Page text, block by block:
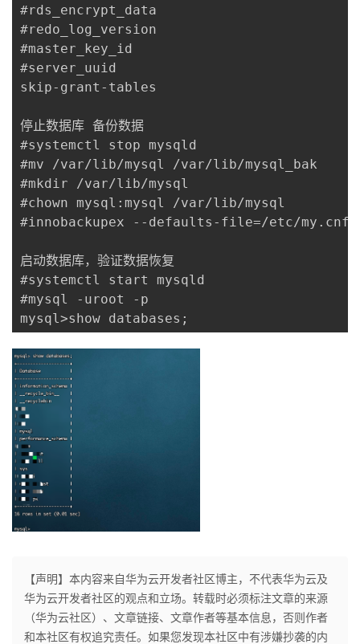
#rds_encrypt_data
#redo_log_version
#master_key_id
#server_uuid
skip-grant-tables
停止数据库 备份数据
#systemctl stop mysqld
#mv /var/lib/mysql /var/lib/mysql_bak
#mkdir /var/lib/mysql
#chown mysql:mysql /var/lib/mysql
#innobackupex --defaults-file=/etc/my.cnf
启动数据库，验证数据恢复
#systemctl start mysqld
#mysql -uroot -p
mysql>show databases;
【声明】本内容来自华为云开发者社区博主，不代表华为云及
华为云开发者社区的观点和立场。转载时必须标注文章的来源
（华为云社区）、文章链接、文章作者等基本信息，否则作者
和本社区有权追究责任。如果您发现本社区中有涉嫌抄袭的内